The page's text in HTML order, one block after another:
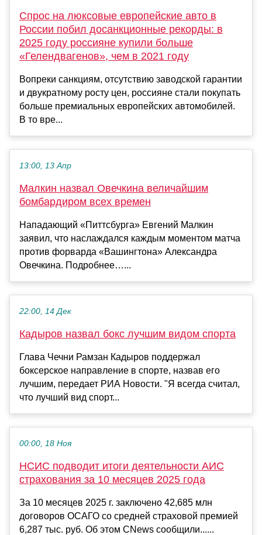
Спрос на люксовые европейские авто в
России побил досанкционные рекорды: в
2025 году россияне купили больше
«Гелендвагенов», чем в 2021 году
Вопреки санкциям, отсутствию заводской гарантии
и двукратному росту цен, россияне стали покупать
больше премиальных европейских автомобилей.
В то вре...
13:00, 13 Апр
Малкин назвал Овечкина величайшим
бомбардиром всех времен
Нападающий «Питтсбурга» Евгений Малкин
заявил, что наслаждался каждым моментом матча
против форварда «Вашингтона» Александра
Овечкина. Подробнее…...
22:00, 14 Дек
Кадыров назвал бокс лучшим видом спорта
Глава Чечни Рамзан Кадыров поддержал
боксерское направление в спорте, назвав его
лучшим, передает РИА Новости. "Я всегда считал,
что лучший вид спорт...
00:00, 18 Ноя
НСИС подводит итоги деятельности АИС
страхования за 10 месяцев 2025 года
За 10 месяцев 2025 г. заключено 42,685 млн
договоров ОСАГО со средней страховой премией
6,287 тыс. руб. Об этом CNews сообщили......